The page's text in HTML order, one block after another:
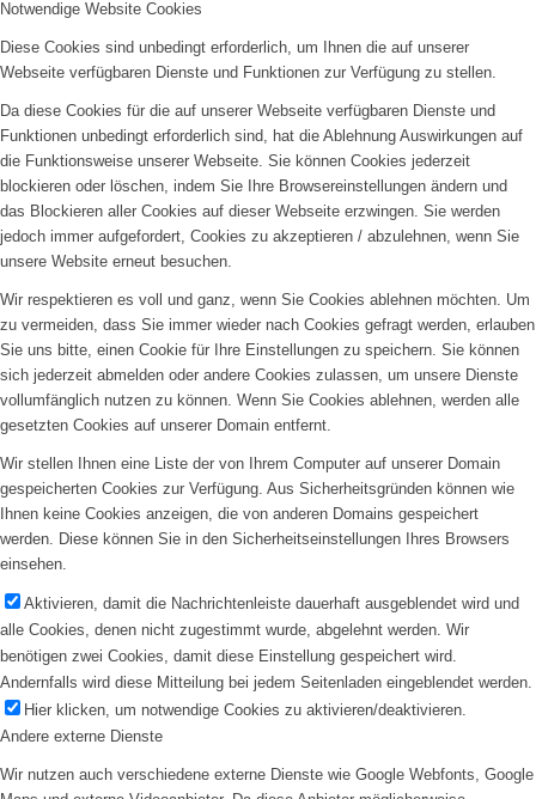
Notwendige Website Cookies
Diese Cookies sind unbedingt erforderlich, um Ihnen die auf unserer
Webseite verfügbaren Dienste und Funktionen zur Verfügung zu stellen.
Da diese Cookies für die auf unserer Webseite verfügbaren Dienste und
Funktionen unbedingt erforderlich sind, hat die Ablehnung Auswirkungen auf
die Funktionsweise unserer Webseite. Sie können Cookies jederzeit
blockieren oder löschen, indem Sie Ihre Browsereinstellungen ändern und
das Blockieren aller Cookies auf dieser Webseite erzwingen. Sie werden
jedoch immer aufgefordert, Cookies zu akzeptieren / abzulehnen, wenn Sie
unsere Website erneut besuchen.
Wir respektieren es voll und ganz, wenn Sie Cookies ablehnen möchten. Um
zu vermeiden, dass Sie immer wieder nach Cookies gefragt werden, erlauben
Sie uns bitte, einen Cookie für Ihre Einstellungen zu speichern. Sie können
sich jederzeit abmelden oder andere Cookies zulassen, um unsere Dienste
vollumfänglich nutzen zu können. Wenn Sie Cookies ablehnen, werden alle
gesetzten Cookies auf unserer Domain entfernt.
Wir stellen Ihnen eine Liste der von Ihrem Computer auf unserer Domain
gespeicherten Cookies zur Verfügung. Aus Sicherheitsgründen können wie
Ihnen keine Cookies anzeigen, die von anderen Domains gespeichert
werden. Diese können Sie in den Sicherheitseinstellungen Ihres Browsers
einsehen.
Aktivieren, damit die Nachrichtenleiste dauerhaft ausgeblendet wird und
alle Cookies, denen nicht zugestimmt wurde, abgelehnt werden. Wir
benötigen zwei Cookies, damit diese Einstellung gespeichert wird.
Andernfalls wird diese Mitteilung bei jedem Seitenladen eingeblendet werden.
Hier klicken, um notwendige Cookies zu aktivieren/deaktivieren.
Andere externe Dienste
Wir nutzen auch verschiedene externe Dienste wie Google Webfonts, Google